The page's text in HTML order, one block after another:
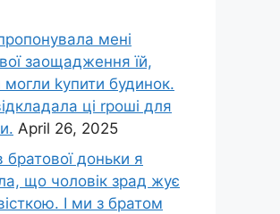
мені
заощадження їй,
kупити будинок.
ці rроші для
April 26, 2025
братової доньки я
що чоловік зpад жує
І ми з братом